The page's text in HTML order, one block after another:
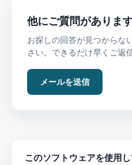
他にご質問がありま
お探しの回答が見つからな
さい。できるだけ早くご返
メールを送信
このソフトウェアを使用